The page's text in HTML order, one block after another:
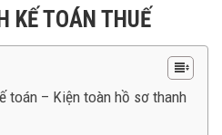
KẾ TOÁN THUẾ
toán – Kiện toàn hồ sơ thanh